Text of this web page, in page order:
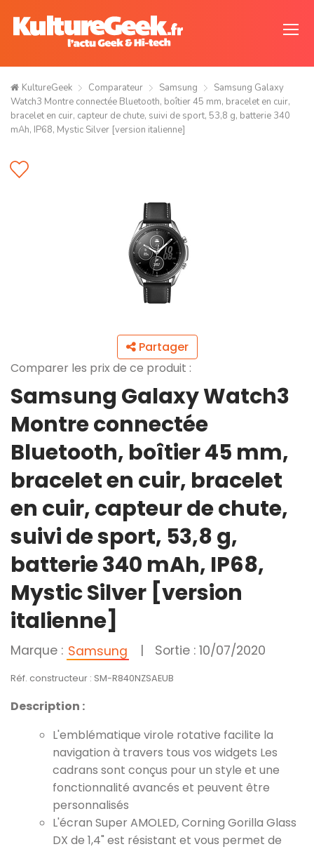
KultureGeek Comparateur Samsung
Samsung Galaxy
Watch3 Montre connectée Bluetooth, boîtier 45 mm, bracelet en cuir,
bracelet en cuir, capteur de chute, suivi de sport, 53,8 g, batterie 340
mAh, IP68, Mystic Silver [version italienne]
Partager
Comparer les prix de ce produit :
Samsung Galaxy Watch3
Montre connectée
Bluetooth, boîtier 45 mm,
bracelet en cuir, bracelet
en cuir, capteur de chute,
suivi de sport, 53,8 g,
batterie 340 mAh, IP68,
Mystic Silver [version
italienne]
Marque : Samsung | Sortie : 10/07/2020
Réf. constructeur : SM-R840NZSAEUB
Description :
L'emblématique virole rotative facilite la
navigation à travers tous vos widgets Les
cadrans sont conçus pour un style et une
fonctionnalité avancés et peuvent être
personnalisés
L'écran Super AMOLED, Corning Gorilla Glass
DX de 1,4" est résistant et vous permet de